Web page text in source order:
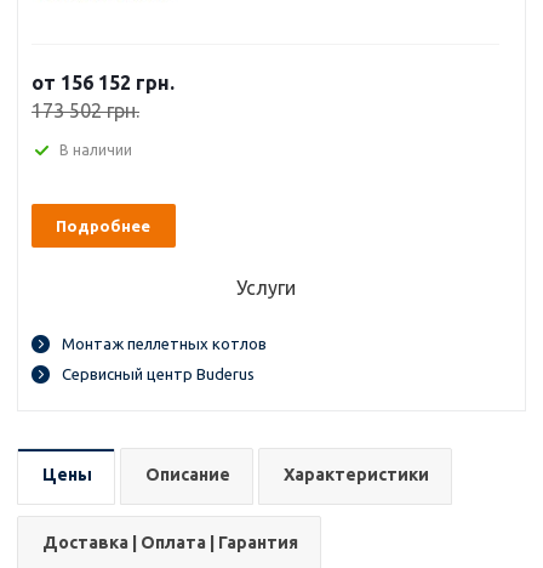
от 156 152 грн.
173 502 грн.
В наличии
Подробнее
Услуги
Монтаж пеллетных котлов
Сервисный центр Buderus
Цены Описание Характеристики
Доставка | Оплата | Гарантия